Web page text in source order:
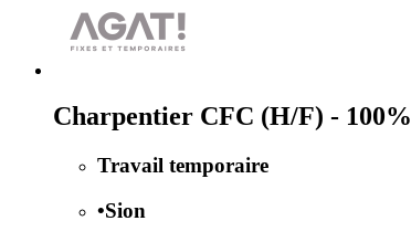
Charpentier CFC (H/F) - 100%
Travail temporaire
•Sion